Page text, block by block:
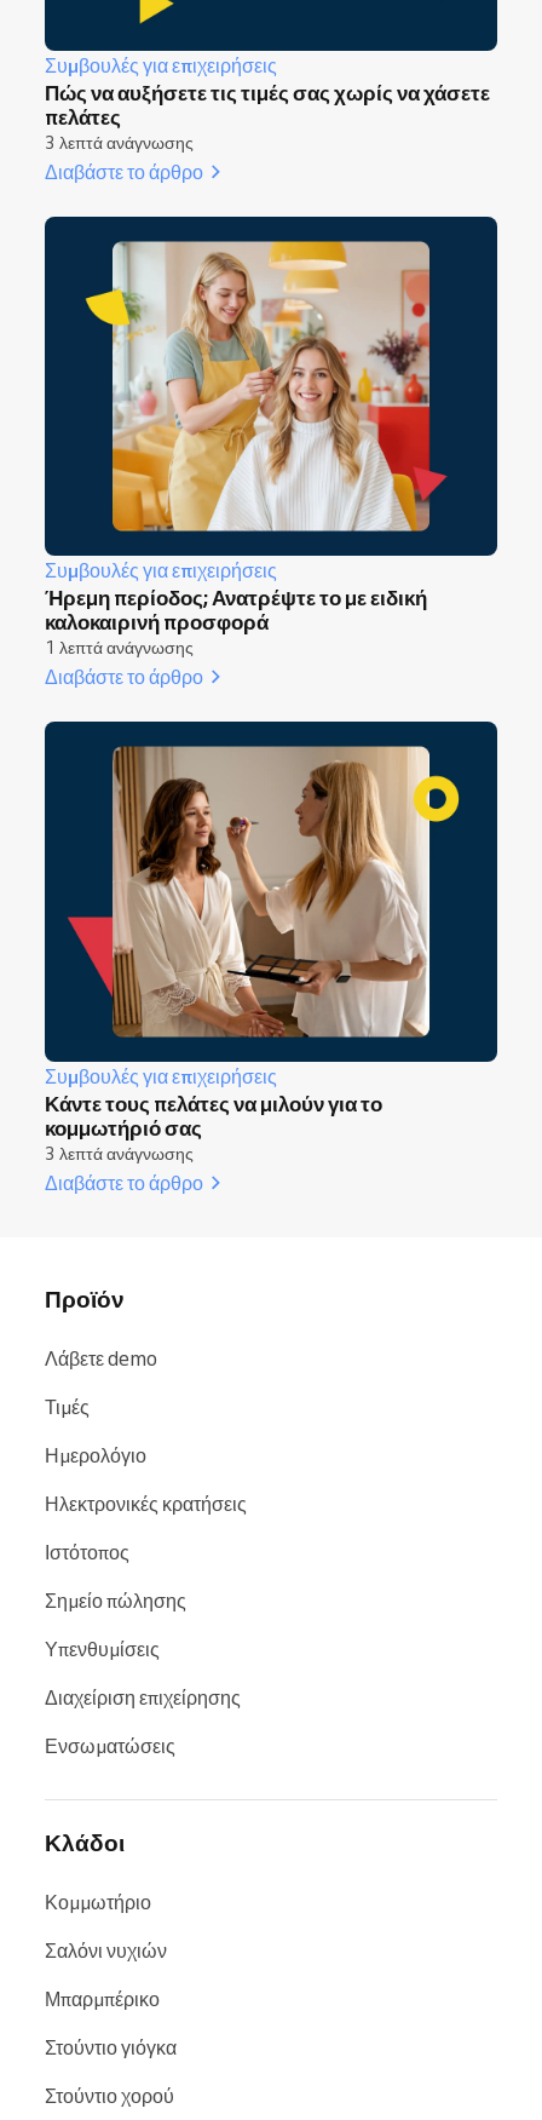
Συμβουλές για επιχειρήσεις
Πώς να αυξήσετε τις τιμές σας χωρίς να χάσετε
πελάτες
3 λεπτά ανάγνωσης
Διαβάστε το άρθρο
Συμβουλές για επιχειρήσεις
Ήρεμη περίοδος; Ανατρέψτε το με ειδική
καλοκαιρινή προσφορά
1 λεπτά ανάγνωσης
Διαβάστε το άρθρο
Συμβουλές για επιχειρήσεις
Κάντε τους πελάτες να μιλούν για το
κομμωτήριό σας
3 λεπτά ανάγνωσης
Διαβάστε το άρθρο
Προϊόν
Λάβετε demo
Τιμές
Ημερολόγιο
Ηλεκτρονικές κρατήσεις
Ιστότοπος
Σημείο πώλησης
Υπενθυμίσεις
Διαχείριση επιχείρησης
Ενσωματώσεις
Κλάδοι
Κομμωτήριο
Σαλόνι νυχιών
Μπαρμπέρικο
Στούντιο γιόγκα
Στούντιο χορού